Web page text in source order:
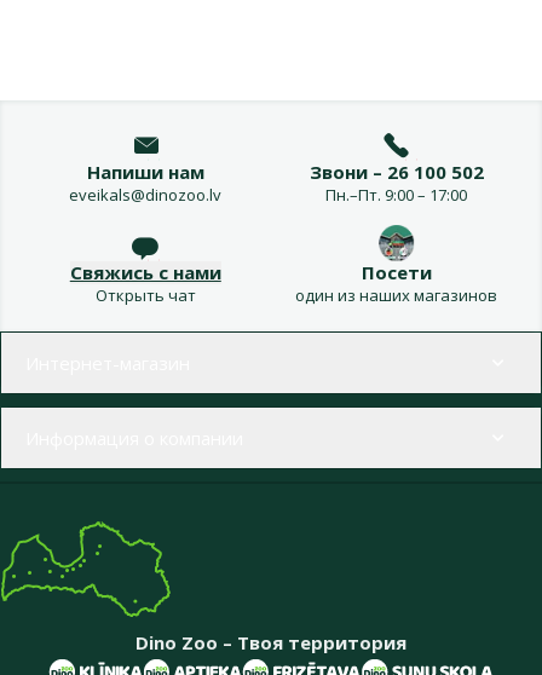
Напиши нам
eveikals@dinozoo.lv
Звони – 26 100 502
Пн.–Пт. 9:00 – 17:00
Свяжись с нами
Открыть чат
Посети
один из наших магазинов
Dino Zoo – Твоя территория